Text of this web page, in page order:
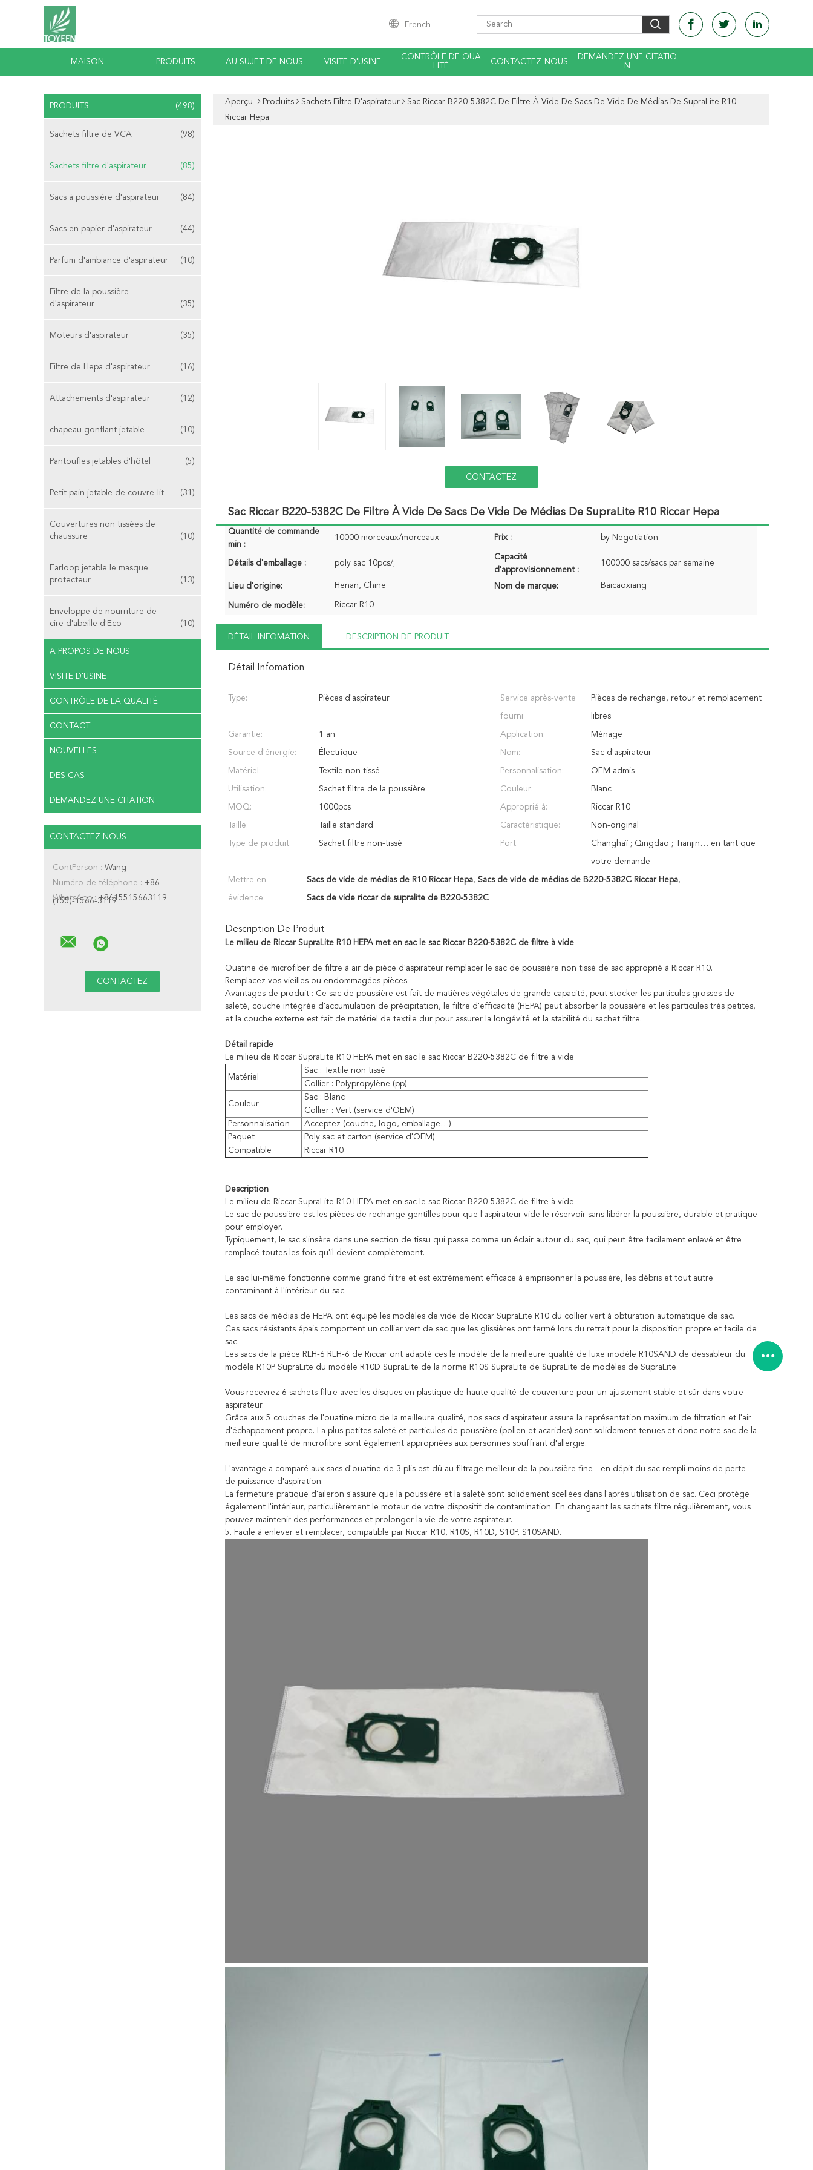
French
MAISON PRODUITS AU SUJET DE NOUS VISITE D'USINE
CONTRÔLE DE QUA
LITÉ
CONTACTEZ-NOUS
DEMANDEZ UNE CITATIO
N
PRODUITS (498)
Sachets filtre de VCA (98)
Sachets filtre d'aspirateur (85)
Sacs à poussière d'aspirateur (84)
Sacs en papier d'aspirateur (44)
Parfum d'ambiance d'aspirateur (10)
Filtre de la poussière
d'aspirateur
(35)
Moteurs d'aspirateur (35)
Filtre de Hepa d'aspirateur (16)
Attachements d'aspirateur (12)
chapeau gonflant jetable (10)
Pantoufles jetables d'hôtel (5)
Petit pain jetable de couvre-lit (31)
Couvertures non tissées de
chaussure
(10)
Earloop jetable le masque
protecteur
(13)
Enveloppe de nourriture de
cire d'abeille d'Eco
(10)
A PROPOS DE NOUS
VISITE D'USINE
CONTRÔLE DE LA QUALITÉ
CONTACT
NOUVELLES
DES CAS
DEMANDEZ UNE CITATION
CONTACTEZ NOUS
ContPerson : Wang
Numéro de téléphone : +86-
(155)-1566-3119
WhatsApp : +8615515663119
Aperçu Produits Sachets Filtre D'aspirateur
Sac Riccar B220-5382C De Filtre À Vide De Sacs De Vide De Médias De SupraLite R10
Riccar Hepa
CONTACTEZ
Sac Riccar B220-5382C De Filtre À Vide De Sacs De Vide De Médias De SupraLite R10 Riccar Hepa
Quantité de commande
min :
10000 morceaux/morceaux Prix : by Negotiation
Détails d'emballage : poly sac 10pcs/;
Capacité
d'approvisionnement :
100000 sacs/sacs par semaine
Lieu d'origine: Henan, Chine Nom de marque: Baicaoxiang
Numéro de modèle: Riccar R10
DÉTAIL INFOMATION DESCRIPTION DE PRODUIT
Détail Infomation
Type: Pièces d'aspirateur Service après-vente
fourni:
Pièces de rechange, retour et remplacement
libres
Garantie: 1 an Application: Ménage
Source d'énergie: Électrique Nom: Sac d'aspirateur
Matériel: Textile non tissé Personnalisation: OEM admis
Utilisation: Sachet filtre de la poussière Couleur: Blanc
MOQ: 1000pcs Approprié à: Riccar R10
Taille: Taille standard Caractéristique: Non-original
Type de produit: Sachet filtre non-tissé Port: Changhaï ; Qingdao ; Tianjin… en tant que
votre demande
Mettre en
évidence:
Sacs de vide de médias de R10 Riccar Hepa, Sacs de vide de médias de B220-5382C Riccar Hepa,
Sacs de vide riccar de supralite de B220-5382C
Description De Produit
Le milieu de Riccar SupraLite R10 HEPA met en sac le sac Riccar B220-5382C de filtre à vide
Ouatine de microfiber de filtre à air de pièce d'aspirateur remplacer le sac de poussière non tissé de sac approprié à Riccar R10.
Remplacez vos vieilles ou endommagées pièces.
Avantages de produit : Ce sac de poussière est fait de matières végétales de grande capacité, peut stocker les particules grosses de
saleté, couche intégrée d'accumulation de précipitation, le filtre d'efficacité (HEPA) peut absorber la poussière et les particules très petites,
et la couche externe est fait de matériel de textile dur pour assurer la longévité et la stabilité du sachet filtre.
Détail rapide
Le milieu de Riccar SupraLite R10 HEPA met en sac le sac Riccar B220-5382C de filtre à vide
Matériel
Sac : Textile non tissé
Collier : Polypropylène (pp)
Couleur
Sac : Blanc
Collier : Vert (service d'OEM)
Personnalisation
Acceptez (couche, logo, emballage…)
Paquet
Poly sac et carton (service d'OEM)
Compatible
Riccar R10
Description
Le milieu de Riccar SupraLite R10 HEPA met en sac le sac Riccar B220-5382C de filtre à vide
Le sac de poussière est les pièces de rechange gentilles pour que l'aspirateur vide le réservoir sans libérer la poussière, durable et pratique
pour employer.
Typiquement, le sac s'insère dans une section de tissu qui passe comme un éclair autour du sac, qui peut être facilement enlevé et être
remplacé toutes les fois qu'il devient complètement.
Le sac lui-même fonctionne comme grand filtre et est extrêmement efficace à emprisonner la poussière, les débris et tout autre
contaminant à l'intérieur du sac.
Les sacs de médias de HEPA ont équipé les modèles de vide de Riccar SupraLite R10 du collier vert à obturation automatique de sac.
Ces sacs résistants épais comportent un collier vert de sac que les glissières ont fermé lors du retrait pour la disposition propre et facile de
sac.
Les sacs de la pièce RLH-6 RLH-6 de Riccar ont adapté ces le modèle de la meilleure qualité de luxe modèle R10SAND de dessableur du
modèle R10P SupraLite du modèle R10D SupraLite de la norme R10S SupraLite de SupraLite de modèles de SupraLite.
Vous recevrez 6 sachets filtre avec les disques en plastique de haute qualité de couverture pour un ajustement stable et sûr dans votre
aspirateur.
Grâce aux 5 couches de l'ouatine micro de la meilleure qualité, nos sacs d'aspirateur assure la représentation maximum de filtration et l'air
d'échappement propre. La plus petites saleté et particules de poussière (pollen et acarides) sont solidement tenues et donc notre sac de la
meilleure qualité de microfibre sont également appropriées aux personnes souffrant d'allergie.
L'avantage a comparé aux sacs d'ouatine de 3 plis est dû au filtrage meilleur de la poussière fine - en dépit du sac rempli moins de perte
de puissance d'aspiration.
La fermeture pratique d'aileron s'assure que la poussière et la saleté sont solidement scellées dans l'après utilisation de sac. Ceci protège
également l'intérieur, particulièrement le moteur de votre dispositif de contamination. En changeant les sachets filtre régulièrement, vous
pouvez maintenir des performances et prolonger la vie de votre aspirateur.
5. Facile à enlever et remplacer, compatible par Riccar R10, R10S, R10D, S10P, S10SAND.